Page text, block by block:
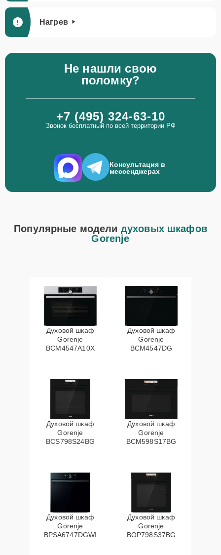
Нагрев
Не нашли свою
поломку?
+7 (495) 324-63-10
Звонок бесплатный по всей территории РФ
Консультация в
мессенджерах
Популярные модели духовых шкафов
Gorenje
Духовой шкаф
Gorenje
BCM4547A10X
Духовой шкаф
Gorenje
BCM4547DG
Духовой шкаф
Gorenje
BCS798S24BG
Духовой шкаф
Gorenje
BCM598S17BG
Духовой шкаф
Gorenje
BPSA6747DGWI
Духовой шкаф
Gorenje
BOP798S37BG